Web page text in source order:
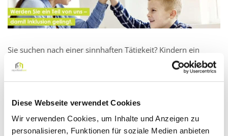
Diese Webseite verwendet Cookies
Wir verwenden Cookies, um Inhalte und Anzeigen zu
personalisieren, Funktionen für soziale Medien anbieten
Sie suchen nach einer sinnhaften Tätigkeit? Kindern ein
Lächeln ins Gesicht zu zaubern und sie in ihrer Entwicklung
zu stärken, macht Ihnen besonders viel Freude? Dann sind
Wir suchen Sie als Quereinsteiger (m/w/d) in der
Schulbegleitung